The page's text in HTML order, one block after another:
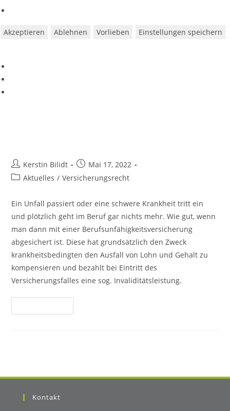
Akzeptieren Ablehnen Vorlieben
Einstellungen speichern
Beitrags-
Autor:
Kerstin Bilidt
Beitrag
veröffentlicht:
Mai 17, 2022
Beitrags-
Aktuelles / Versicherungsrecht
Ein Unfall passiert oder eine schwere Krankheit tritt ein
und plötzlich geht im Beruf gar nichts mehr. Wie gut, wenn
man dann mit einer Berufsunfähigkeitsversicherung
abgesichert ist. Diese hat grundsätzlich den Zweck
krankheitsbedingten den Ausfall von Lohn und Gehalt zu
kompensieren und bezahlt bei Eintritt des
Versicherungsfalles eine sog. Invaliditätsleistung.
Kontakt